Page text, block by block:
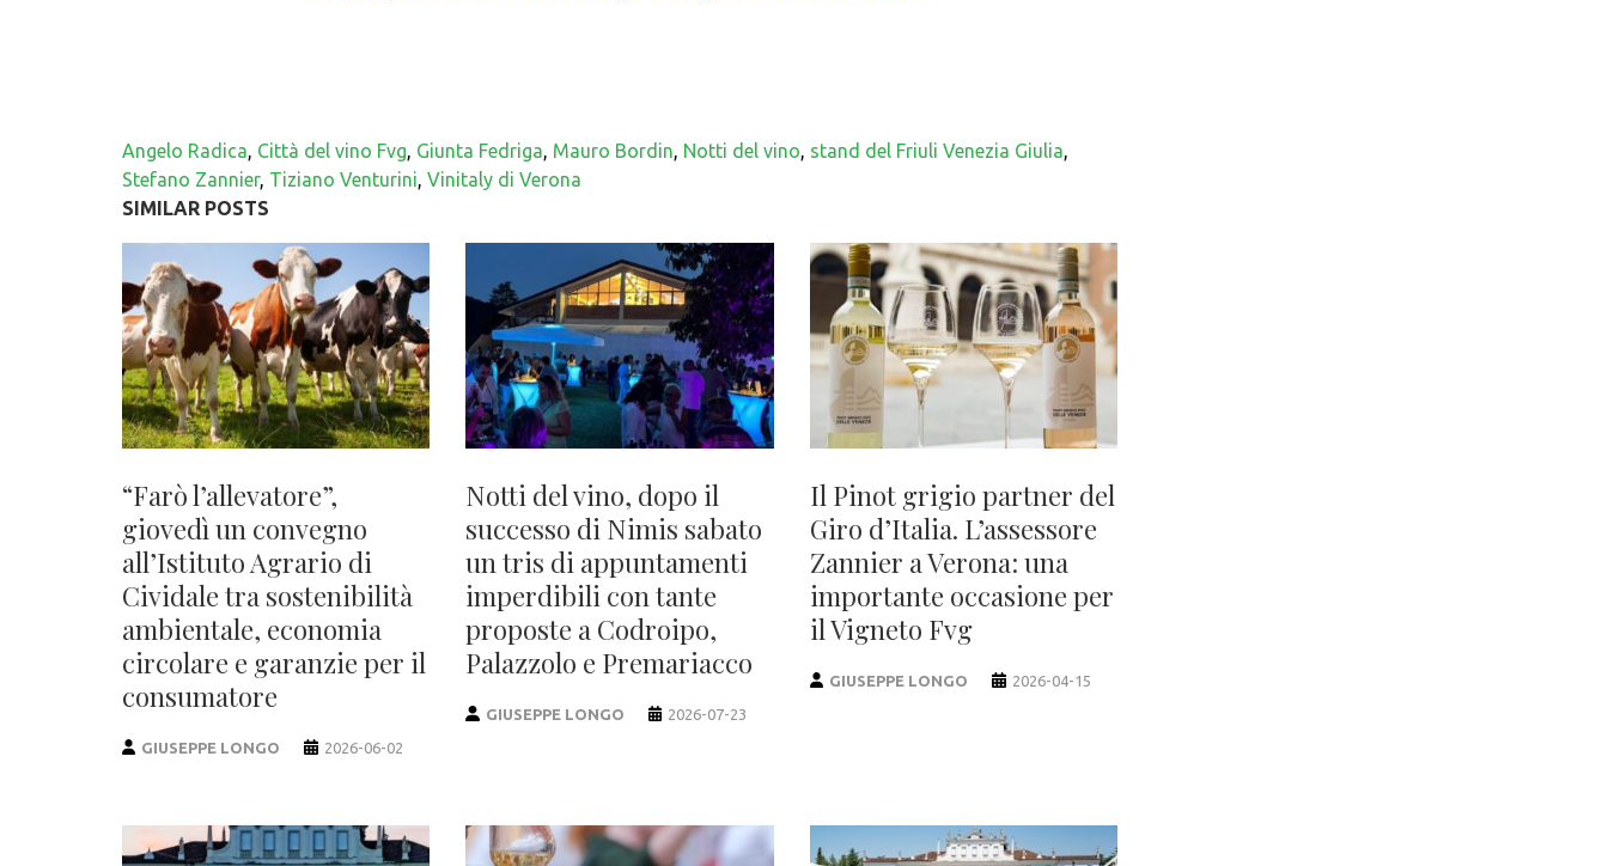
Angelo Radica, Città del vino Fvg, Giunta Fedriga, Mauro Bordin, Notti del vino, stand del Friuli Venezia Giulia,
Stefano Zannier, Tiziano Venturini, Vinitaly di Verona
SIMILAR POSTS
“Farò l’allevatore”,
giovedì un convegno
all’Istituto Agrario di
Cividale tra sostenibilità
ambientale, economia
circolare e garanzie per il
consumatore
GIUSEPPE LONGO 2026-06-02
Notti del vino, dopo il
successo di Nimis sabato
un tris di appuntamenti
imperdibili con tante
proposte a Codroipo,
Palazzolo e Premariacco
GIUSEPPE LONGO 2026-07-23
Il Pinot grigio partner del
Giro d’Italia. L’assessore
Zannier a Verona: una
importante occasione per
il Vigneto Fvg
GIUSEPPE LONGO 2026-04-15